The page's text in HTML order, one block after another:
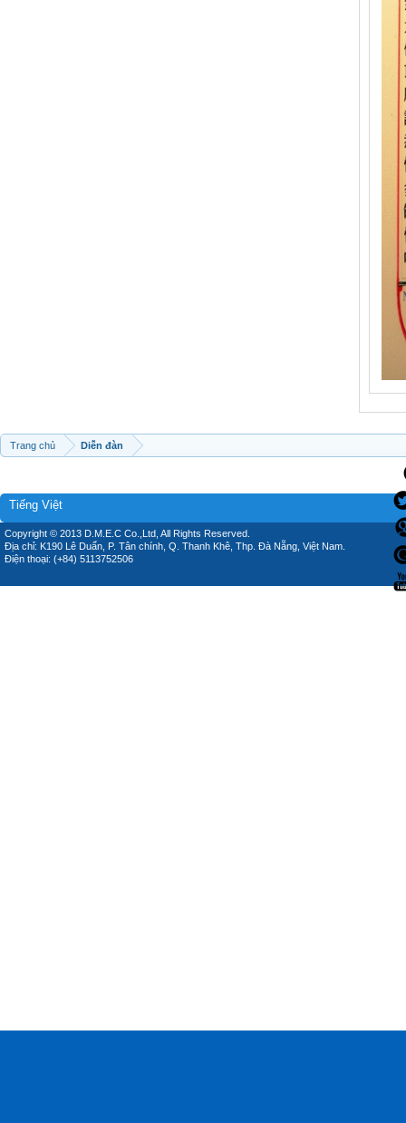
Trang chủ Diễn đàn
Tiếng Việt
Copyright © 2013 D.M.E.C Co.,Ltd, All Rights Reserved.
Địa chỉ: K190 Lê Duẩn, P. Tân chính, Q. Thanh Khê, Thp. Đà Nẵng, Việt Nam.
Điện thoại: (+84) 5113752506